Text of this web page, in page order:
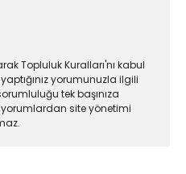
Topluluk Kuralları'nı kabul
yorumunuzla ilgili
tek başınıza
site yönetimi